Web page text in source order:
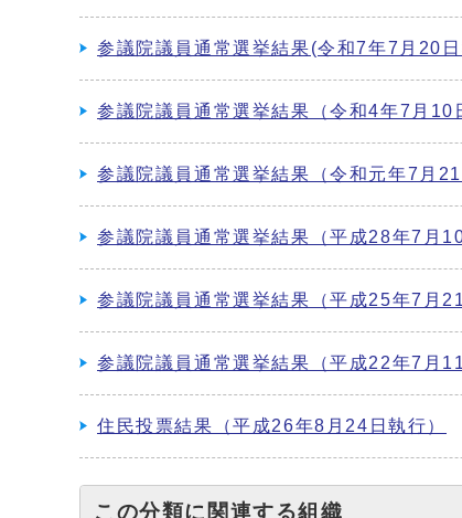
参議院議員通常選挙結果(令和7年7月20
参議院議員通常選挙結果（令和4年7月10
参議院議員通常選挙結果（令和元年7月21
参議院議員通常選挙結果（平成28年7月
参議院議員通常選挙結果（平成25年7月
参議院議員通常選挙結果（平成22年7月
住民投票結果（平成26年8月24日執行）
この分類に関連する組織